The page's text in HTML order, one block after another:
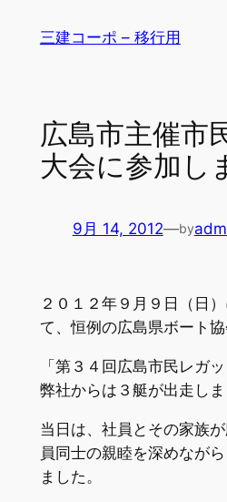
三建コーポ – 移行用
広島市主催市
大会に参加し
9月 14, 2012—by
２０１２年９月９日（日
て、恒例の広島県ボート
「第３４回広島市民レガ
弊社からは３艇が出走しま
当日は、社員とその家族
員同士の親睦を深めなが
ました。